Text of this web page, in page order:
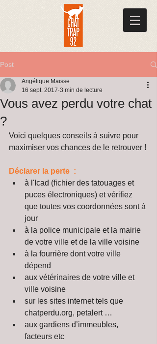
Post
Vous avez perdu votre chat
?
Angélique Maisse
16 sept. 2017 3 min de lecture
Voici quelques conseils à suivre pour
maximiser vos chances de le retrouver !
Déclarer la perte  :
à l'Icad (fichier des tatouages et
puces électroniques) et vérifiez
que toutes vos coordonnées sont à
jour
à la police municipale et la mairie
de votre ville et de la ville voisine
à la fourrière dont votre ville
dépend
aux vétérinaires de votre ville et
ville voisine
sur les sites internet tels que
chatperdu.org, petalert …
aux gardiens d’immeubles,
facteurs etc